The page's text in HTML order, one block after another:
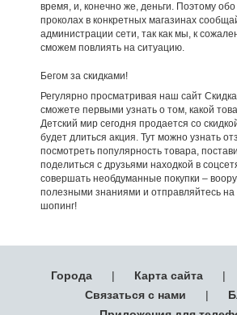
время, и, конечно же, деньги. Поэтому
проколах в конкретных магазинах
администрации сети, так как мы, к
сможем повлиять на ситуацию.
Бегом за скидками!
Регулярно просматривая наш сайт
сможете первыми узнать о том, какой
Детский мир сегодня продается со
будет длиться акция. Тут можно узнать
посмотреть популярность товара,
поделиться с друзьями находкой в
совершать необдуманные покупки –
полезными знаниями и отправляйтесь на
шопинг!
Города | Карта сайта |
Связаться с нами
|